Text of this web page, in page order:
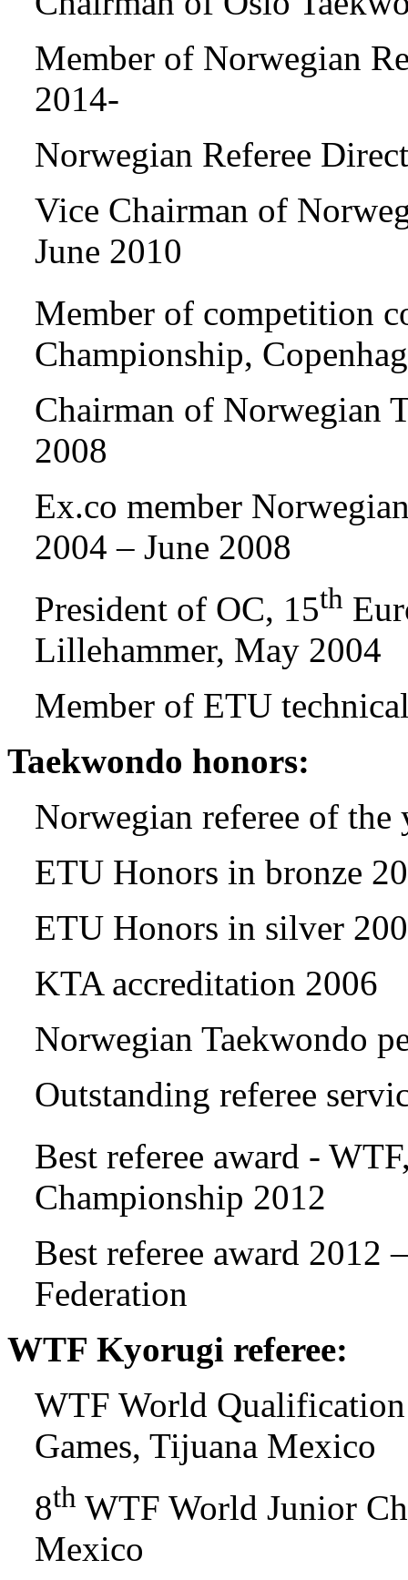
Member of Norwegian
2014-
Norwegian Referee
Vice Chairman of
June 2010
Member of competition
Championship,
Chairman of Norwegian
2008
Ex.co member
2004 – June 2008
President of OC, 15th
Lillehammer, May 2004
Member of ETU
Taekwondo honors:
Norwegian referee of the
ETU Honors in bronze
ETU Honors in silver
KTA accreditation 2006
Norwegian Taekwondo
Outstanding referee
Best referee award -
Championship 2012
Best referee award 2012
Federation
WTF Kyorugi referee:
WTF World
Games, Tijuana Mexico
8th WTF World Junior
Mexico